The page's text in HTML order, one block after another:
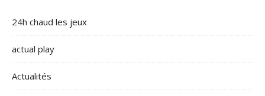
24h chaud les jeux
actual play
Actualités